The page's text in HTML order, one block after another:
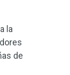
la
de